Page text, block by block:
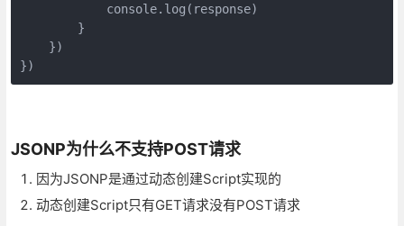
            console.log(response)
        }
    })
})
JSONP为什么不支持POST请求
因为JSONP是通过动态创建Script实现的
动态创建Script只有GET请求没有POST请求